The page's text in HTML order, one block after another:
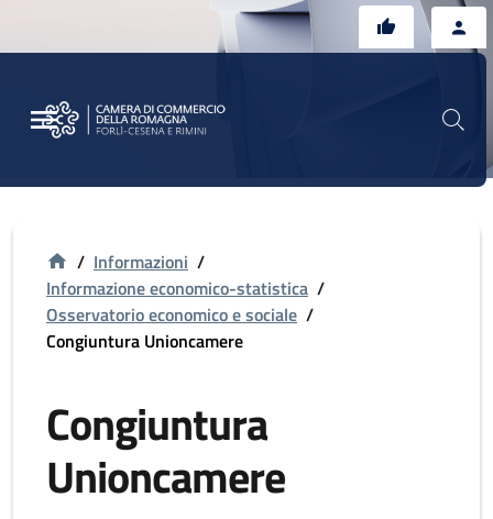
/ Informazioni /
Informazione economico-statistica /
Osservatorio economico e sociale /
Congiuntura Unioncamere
Congiuntura
Unioncamere